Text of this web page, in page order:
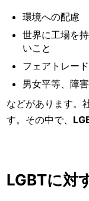
環境への配慮
世界に工場を
いこと
フェアトレー
男女平等、障
などがあります。
す。その中で、
LGBTに対